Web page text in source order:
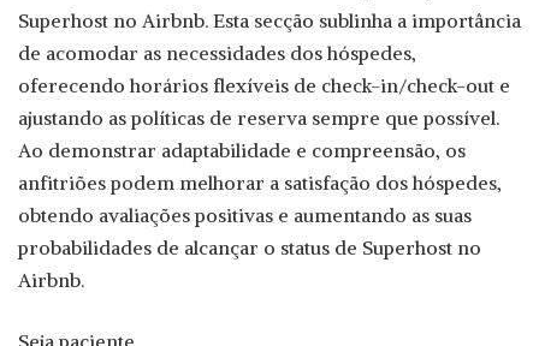
Superhost no Airbnb. Esta secção sublinha a importância
de acomodar as necessidades dos hóspedes,
oferecendo horários flexíveis de check-in/check-out e
ajustando as políticas de reserva sempre que possível.
Ao demonstrar adaptabilidade e compreensão, os
anfitriões podem melhorar a satisfação dos hóspedes,
obtendo avaliações positivas e aumentando as suas
probabilidades de alcançar o status de Superhost no
Airbnb.